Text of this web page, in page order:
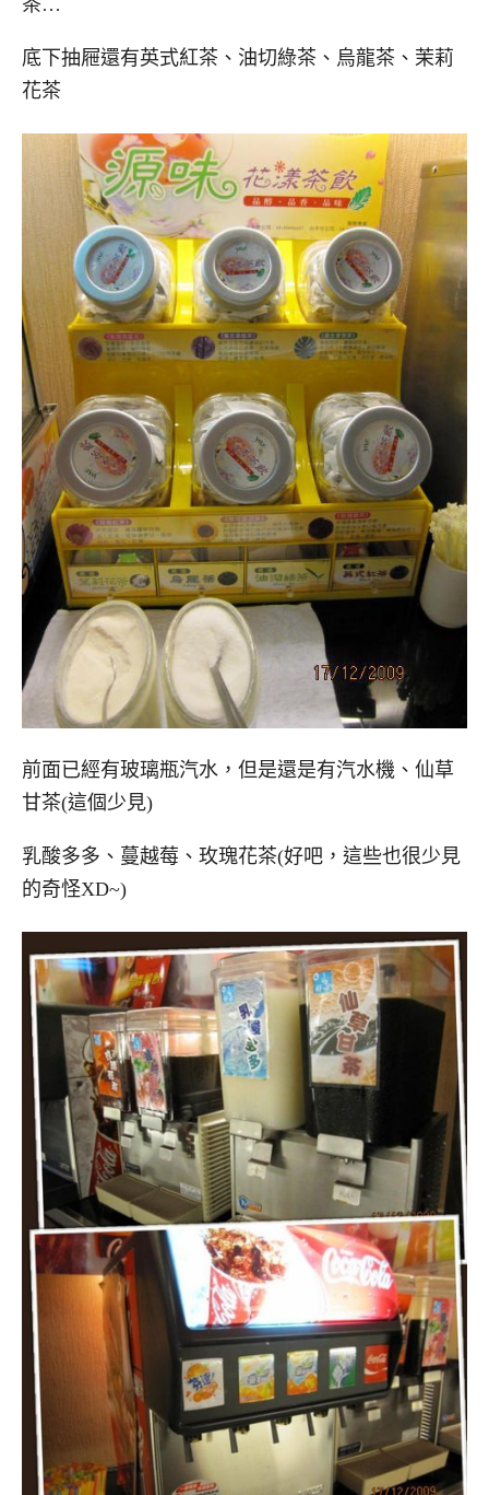
茶…
底下抽屜還有英式紅茶、油切綠茶、烏龍茶、茉莉
花茶
前面已經有玻璃瓶汽水，但是還是有汽水機、仙草
甘茶(這個少見)
乳酸多多、蔓越莓、玫瑰花茶(好吧，這些也很少見
的奇怪XD~)